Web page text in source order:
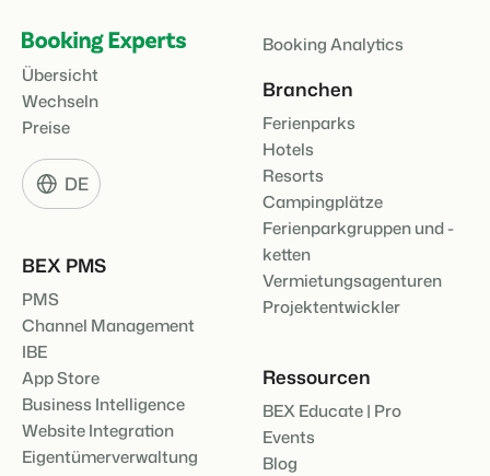
Übersicht
Wechseln
Preise
DE
BEX PMS
PMS
Channel Management
IBE
App Store
Business Intelligence
Website Integration
Eigentümerverwaltung
Booking Analytics
Branchen
Ferienparks
Hotels
Resorts
Campingplätze
Ferienparkgruppen und -
ketten
Vermietungsagenturen
Projektentwickler
Ressourcen
BEX Educate | Pro
Events
Blog